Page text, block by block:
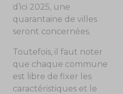
d’ici 2025, une
quarantaine de villes
seront concernées.
Toutefois, il faut noter
que chaque commune
est libre de fixer les
caractéristiques et le